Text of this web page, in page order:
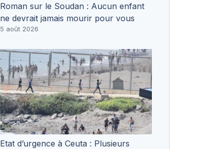
Roman sur le Soudan : Aucun enfant
ne devrait jamais mourir pour vous
5 août 2026
Etat d’urgence à Ceuta : Plusieurs